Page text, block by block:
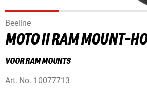
Beeline
MOTO II RAM MOUNT-
VOOR RAM MOUNTS
Art. No. 10077713